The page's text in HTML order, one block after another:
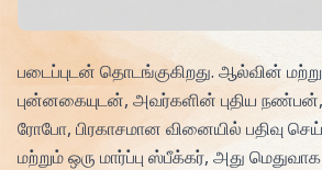
படைப்புடன் தொடங்குகிறது. ஆல்வின்
புன்னகையுடன், அவர்களின் புதிய நண்பன்,
ரோபோ, பிரகாசமான வினையில் பதிவு
மற்றும் ஒரு மார்ப்பு ஸ்பீக்கர், அது மெதுவாக